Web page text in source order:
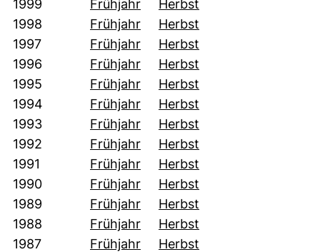
1999
1998
1997
1996
1995
1994
1993
1992
1991
1990
1989
1988
1987
Frühjahr(öffnet neues Fenster).
Herbst
Frühjahr(öffnet neues Fenster).
Herbst
Frühjahr(öffnet neues Fenster).
Herbst
Frühjahr(öffnet neues Fenster).
Herbst
Frühjahr(öffnet neues Fenster).
Herbst
Frühjahr(öffnet neues Fenster).
Herbst
Frühjahr(öffnet neues Fenster).
Herbst
Frühjahr(öffnet neues Fenster).
Herbst
Frühjahr(öffnet neues Fenster).
Herbst
Frühjahr(öffnet neues Fenster).
Herbst
Frühjahr(öffnet neues Fenster).
Herbst
Frühjahr(öffnet neues Fenster).
Herbst
Frühjahr(öffnet neues Fenster).
Herbst